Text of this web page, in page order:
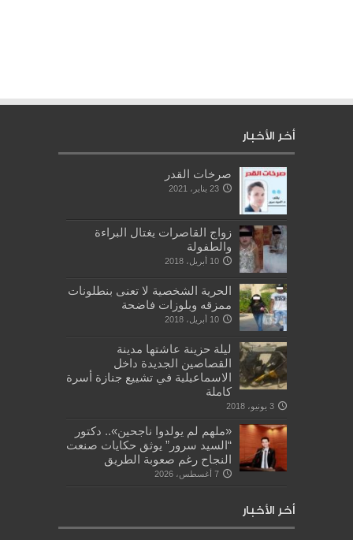
أخر الأخبار
صرخات القدر
23 يناير، 2021
زواج القاصرات يغتال البراءة
والطفولة
10 أبريل، 2018
الحرية الشخصية لا تعنى بنطلونات
ممزقه وبلوزات فاضحة
10 أبريل، 2018
ليلة حزينة عاشتها مدينة
القصاصين الجديدة داخل
الاسماعيلية في تشييع جنازة أسرة
كاملة
3 يونيو، 2018
«ملهم لم يولدوا ناجحين».. دكتور
“السيد سرور” يوثق حكايات صنعت
النجاح رغم صعوبة الطريق
7 أغسطس، 2026
أخر الأخبار